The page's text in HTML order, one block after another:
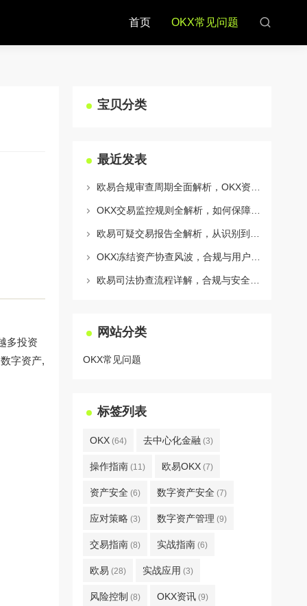
首页 OKX常见问题
多投资
字资产,
宝贝分类
最近发表
网站分类
OKX常见问题
标签列表
OKX (64) 去中心化金融 (3)
操作指南 (11) 欧易OKX (7)
资产安全 (6) 数字资产安全 (7)
应对策略 (3) 数字资产管理 (9)
交易指南 (8) 实战指南 (6)
欧易 (28) 实战应用 (3)
风险控制 (8) OKX资讯 (9)